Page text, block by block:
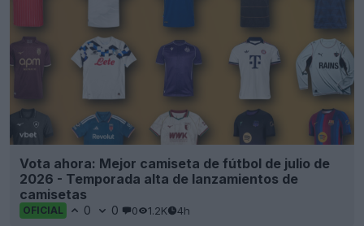
Vota ahora: Mejor camiseta de fútbol de julio de
2026 - Temporada alta de lanzamientos de
camisetas
OFICIAL 0 0 0 1.2K 4h